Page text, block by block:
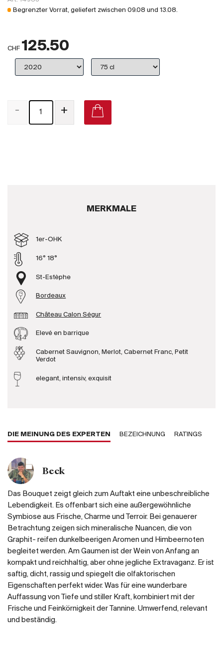
2025
Promotionen
Degustationspakete
Checkout
Produzenten
Wir über uns
Die Firma
News
E-Katalog
AGB
Begrenzter Vorrat, geliefert zwischen09.08 und13.08.
CHF 125.50
- +
MERKMALE
1er-OHK
16° 18°
St-Estèphe
Bordeaux
Château Calon Ségur
Elevé en barrique
Cabernet Sauvignon, Merlot, Cabernet Franc, Petit
Verdot
elegant, intensiv, exquisit
DIE MEINUNG DES EXPERTEN BEZEICHNUNG RATINGS
Beck
Das Bouquet zeigt gleich zum Auftakt eine unbeschreibliche
Lebendigkeit. Es offenbart sich eine außergewöhnliche
Symbiose aus Frische, Charme und Terroir. Bei genauerer
Betrachtung zeigen sich mineralische Nuancen, die von
Graphit- reifen dunkelbeerigen Aromen und Himbeernoten
begleitet werden. Am Gaumen ist der Wein von Anfang an
kompakt und reichhaltig, aber ohne jegliche Extravaganz. Er ist
saftig, dicht, rassig und spiegelt die olfaktorischen
Eigenschaften perfekt wider. Was für eine wunderbare
Auffassung von Tiefe und stiller Kraft, kombiniert mit der
Frische und Feinkörnigkeit der Tannine. Umwerfend, relevant
und beständig.